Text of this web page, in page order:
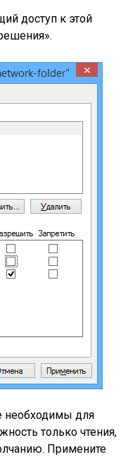
доступ к этой
необходимы для
только чтения,
Примените